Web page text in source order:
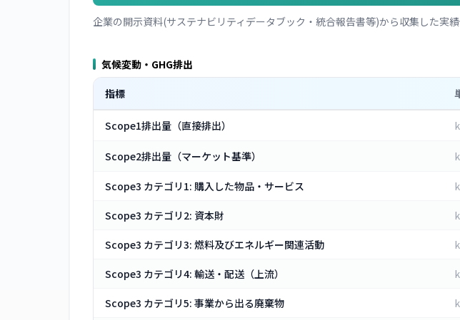
企業の開示資料(サステナビリティデータブック・統合報告書等)から収集した実
気候変動・GHG排出
指標
Scope1排出量（直接排出）
Scope2排出量（マーケット基準）
Scope3 カテゴリ1: 購入した物品・サービス
Scope3 カテゴリ2: 資本財
Scope3 カテゴリ3: 燃料及びエネルギー関連活動
Scope3 カテゴリ4: 輸送・配送（上流）
Scope3 カテゴリ5: 事業から出る廃棄物